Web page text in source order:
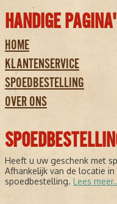
HANDIGE
HOME
KLANTENSERVICE
SPOEDBESTELLING
OVER ONS
Heeft u uw geschenk met
Afhankelijk van de locatie
spoedbestelling. Lees